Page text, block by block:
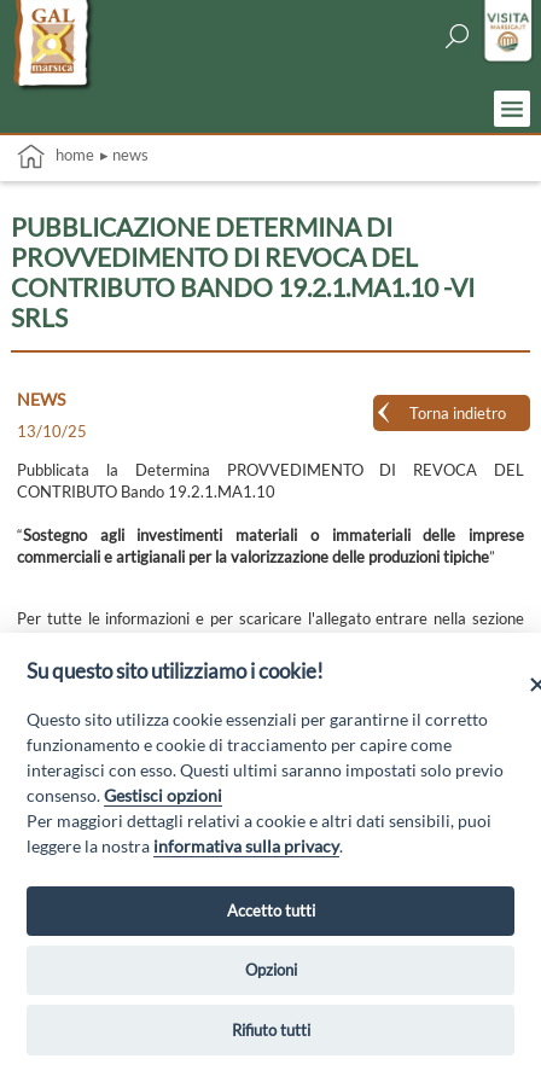
home ▸ news
PUBBLICAZIONE DETERMINA DI
PROVVEDIMENTO DI REVOCA DEL
CONTRIBUTO BANDO 19.2.1.MA1.10 -VI
SRLS
Torna indietro
NEWS
13/10/25
Pubblicata la Determina PROVVEDIMENTO DI REVOCA DEL
CONTRIBUTO Bando 19.2.1.MA1.10
“Sostegno agli investimenti materiali o immateriali delle imprese
commerciali e artigianali per la valorizzazione delle produzioni tipiche”
Per tutte le informazioni e per scaricare l'allegato entrare nella sezione
01351360662 - Email:gal@marsica.it- PEC:galterreaquilane@pec.it
Privacy Policy|
Su questo sito utilizziamo i cookie!
Questo sito utilizza cookie essenziali per garantirne il corretto
funzionamento e cookie di tracciamento per capire come
interagisci con esso. Questi ultimi saranno impostati solo previo
consenso.Gestisci opzioni
Per maggiori dettagli relativi a cookie e altri dati sensibili, puoi
leggere la nostra informativa sulla privacy.
Accetto tutti
Opzioni
Rifiuto tutti